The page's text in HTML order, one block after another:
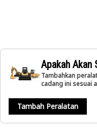
Apakah Akan
Tambahkan
cadang ini sesuai
Tambah Peralatan